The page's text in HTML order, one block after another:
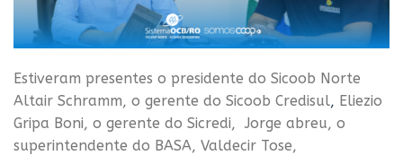
Estiveram presentes o presidente do Sicoob Norte
Altair Schramm, o gerente do Sicoob Credisul, Eliezio
Gripa Boni, o gerente do Sicredi, Jorge abreu, o
superintendente do BASA, Valdecir Tose,